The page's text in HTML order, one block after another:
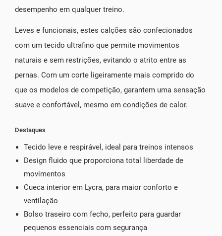
desempenho em qualquer treino.
Leves e funcionais, estes calções são confecionados
com um tecido ultrafino que permite movimentos
naturais e sem restrições, evitando o atrito entre as
pernas. Com um corte ligeiramente mais comprido do
que os modelos de competição, garantem uma sensação
suave e confortável, mesmo em condições de calor.
Destaques
Tecido leve e respirável, ideal para treinos intensos
Design fluido que proporciona total liberdade de
movimentos
Cueca interior em Lycra, para maior conforto e
ventilação
Bolso traseiro com fecho, perfeito para guardar
pequenos essenciais com segurança